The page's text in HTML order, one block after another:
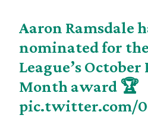
Aaron Ramsdale
nominated for
League’s
Month award 🏆
pic.twitter.com/